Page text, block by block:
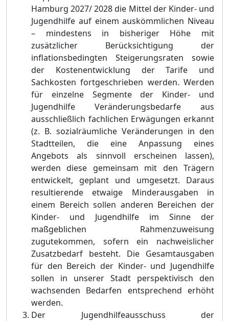
Hamburg 2027/ 2028 die Mittel der Kinder- und
Jugendhilfe auf einem auskömmlichen Niveau
– mindestens in bisheriger Höhe mit
zusätzlicher Berücksichtigung der
inflationsbedingten Steigerungsraten sowie
der Kostenentwicklung der
Tarife und
Sachkosten fortgeschrieben werden. Werden
für einzelne Segmente der Kinder- und
Jugendhilfe Veränderungsbedarfe
aus
ausschließlich fachlichen Erwägungen erkannt
(z. B. sozialräumliche Veränderungen in den
Stadtteilen, die eine Anpassung eines
Angebots als sinnvoll erscheinen lassen),
werden diese gemeinsam mit den Trägern
entwickelt, geplant und umgesetzt. Daraus
resultierende etwaige Minderausgaben in
einem Bereich sollen anderen Bereichen der
Kinder- und Jugendhilfe im Sinne der
maßgeblichen Rahmenzuweisung
zugutekommen, sofern ein nachweislicher
Zusatzbedarf besteht. Die Gesamtausgaben
für den Bereich der Kinder- und Jugendhilfe
sollen in unserer Stadt perspektivisch den
wachsenden Bedarfen entsprechend erhöht
werden.
Der Jugendhilfeausschuss der